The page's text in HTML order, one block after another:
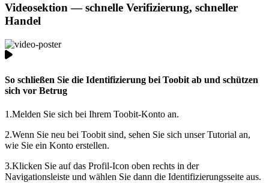
Videosektion — schnelle Verifizierung, schneller
Handel
So schließen Sie die Identifizierung bei Toobit ab und schützen
sich vor Betrug
1.Melden Sie sich bei Ihrem Toobit-Konto an.
2.Wenn Sie neu bei Toobit sind, sehen Sie sich unser Tutorial an,
wie Sie ein Konto erstellen.
3.Klicken Sie auf das Profil-Icon oben rechts in der
Navigationsleiste und wählen Sie dann die Identifizierungsseite aus.